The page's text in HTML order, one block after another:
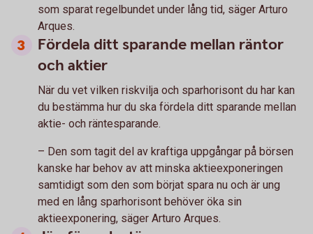
som sparat regelbundet under lång tid, säger Arturo
Arques.
Fördela ditt sparande mellan räntor
och aktier
När du vet vilken riskvilja och sparhorisont du har kan
du bestämma hur du ska fördela ditt sparande mellan
aktie- och räntesparande.
– Den som tagit del av kraftiga uppgångar på börsen
kanske har behov av att minska aktieexponeringen
samtidigt som den som börjat spara nu och är ung
med en lång sparhorisont behöver öka sin
aktieexponering, säger Arturo Arques.